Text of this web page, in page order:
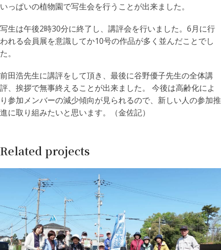
いっぱいの植物園で写生会を行うことが出来ました。
写生は午後2時30分に終了し、講評会を行いました。6月に行
われる会員展を意識してか10号の作品が多く並んだことでし
た。
前田浩先生に講評をして頂き、最後に谷野優子先生の全体講
評、挨拶で無事終えることが出来ました。 今後は高齢化によ
り参加メンバーの減少傾向が見られるので、新しい人の参加推
進に取り組みたいと思います。（金佐記）
Related projects